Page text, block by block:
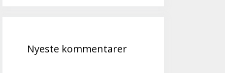
Nyeste kommentarer